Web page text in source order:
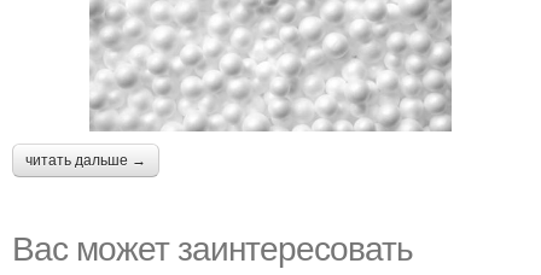
читать дальше →
Вас может заинтересовать